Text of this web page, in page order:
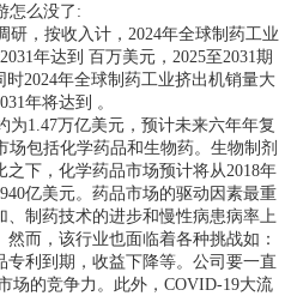
怎么没了:
，按收入计，2024年全球制药工业
年达到 百万美元，2025至2031期
2024年全球制药工业挤出机销量大
年将达到 。
1.47万亿美元，预计未来六年年复
场包括化学药品和生物药。生物制剂
之下，化学药品市场预计将从2018年
亿美元。药品市场的驱动因素最重
制药技术的进步和慢性病患病率上
而，该行业也面临着各种挑战如：
利到期，收益下降等。公司要一直
场的竞争力。此外，COVID-19大流